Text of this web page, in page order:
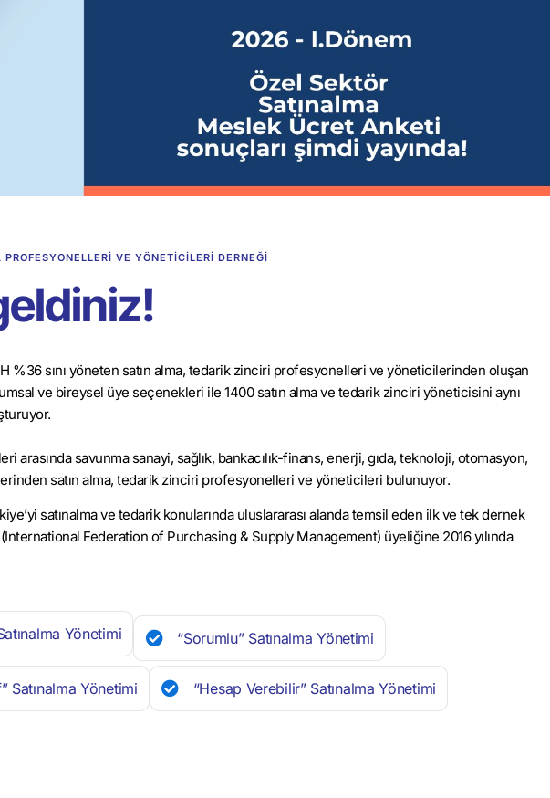
VE YÖNETICILERI DERNEĞI
%36 sını yöneten satın alma, tedarik zinciri profesyonelleri ve yöneticilerinden oluşan
ve bireysel üye seçenekleri ile 1400 satın alma ve tedarik zinciri yöneticisini aynı
arasında savunma sanayi, sağlık, bankacılık-finans, enerji, gıda, teknoloji, otomasyon,
satın alma, tedarik zinciri profesyonelleri ve yöneticileri bulunuyor.
satınalma ve tedarik konularında uluslararası alanda temsil eden ilk ve tek dernek
Federation of Purchasing & Supply Management) üyeliğine 2016 yılında
Yönetimi “Sorumlu” Satınalma Yönetimi
Satınalma Yönetimi “Hesap Verebilir” Satınalma Yönetimi